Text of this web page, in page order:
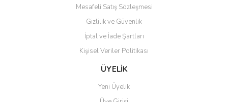
Mesafeli Satış Sözleşmesi
Gizlilik ve Güvenlik
İptal ve İade Şartları
Kişisel Veriler Politikası
ÜYELİK
Yeni Üyelik